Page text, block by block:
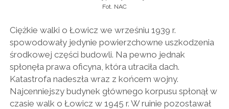
Fot. NAC
Ciężkie walki o Łowicz we wrześniu 1939 r.
spowodowały jedynie powierzchowne uszkodzenia
środkowej części budowli. Na pewno jednak
spłonęła prawa oficyna, która utraciła dach.
Katastrofa nadeszła wraz z końcem wojny.
Najcenniejszy budynek głównego korpusu spłonął w
czasie walk o Łowicz w 1945 r. W ruinie pozostawał